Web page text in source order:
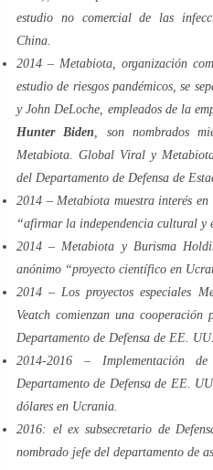
estudio no comercial de las
China.
2014 – Metabiota, organización
estudio de riesgos pandémicos, se
y John DeLoche, empleados de la
Hunter Biden , son nombrados
Metabiota. Global Viral y
del Departamento de Defensa de
2014 – Metabiota muestra interés
“afirmar la independencia cultural y
2014 – Metabiota y Burisma
anónimo “proyecto científico en
2014 – Los proyectos especiales
Veatch comienzan una
Departamento de Defensa de EE. UU.
2014-2016 – Implementación
Departamento de Defensa de EE.
dólares en Ucrania.
2016: el ex subsecretario de
nombrado jefe del departamento de